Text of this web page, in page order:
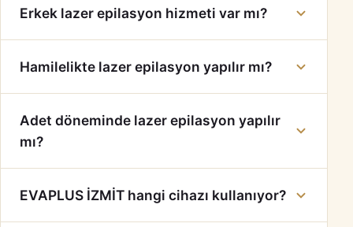
Erkek lazer epilasyon hizmeti var mı?
Hamilelikte lazer epilasyon yapılır mı?
Adet döneminde lazer epilasyon yapılır
mı?
EVAPLUS İZMİT hangi cihazı kullanıyor?